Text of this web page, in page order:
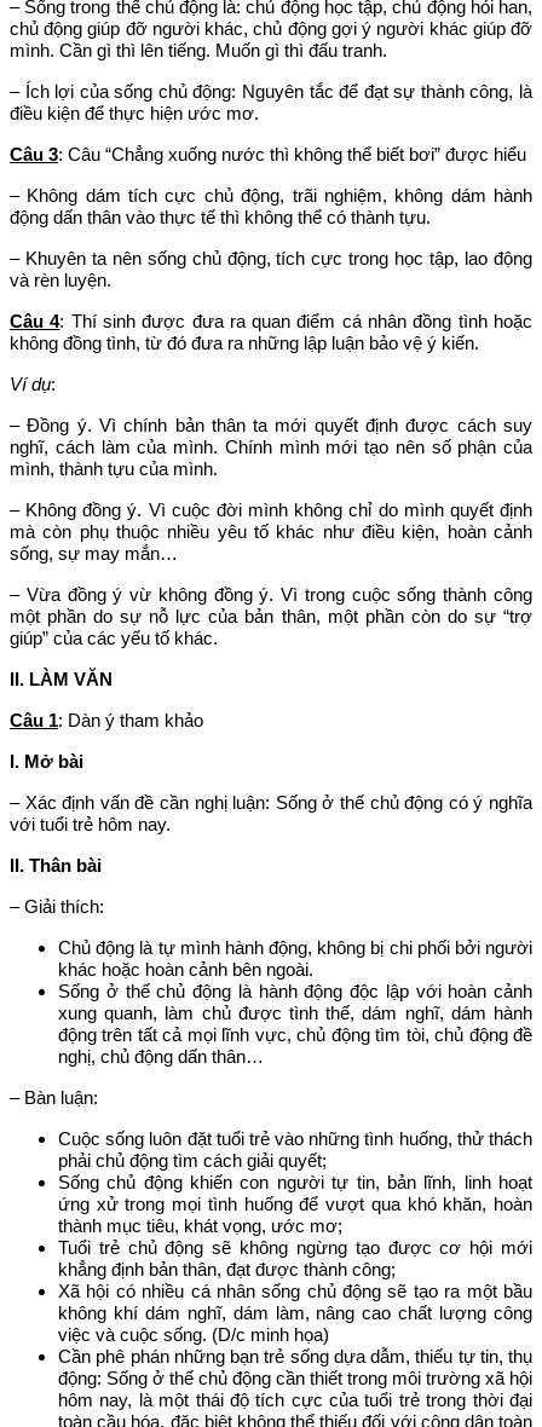
– Sống trong thế chủ động là: chủ động học tập, chủ động hỏi han,
chủ động giúp đỡ người khác, chủ động gợi ý người khác giúp đỡ
mình. Cần gì thì lên tiếng. Muốn gì thì đấu tranh.
– Ích lợi của sống chủ động: Nguyên tắc để đạt sự thành công, là
điều kiện để thực hiện ước mơ.
Câu 3: Câu “Chẳng xuống nước thì không thể biết bơi” được hiểu
– Không dám tích cực chủ động, trãi nghiệm, không dám hành
động dấn thân vào thực tế thì không thể có thành tựu.
– Khuyên ta nên sống chủ động, tích cực trong học tập, lao động
và rèn luyện.
Câu 4: Thí sinh được đưa ra quan điểm cá nhân đồng tình hoặc
không đồng tình, từ đó đưa ra những lập luận bảo vệ ý kiến.
Ví dụ:
– Đồng ý. Vì chính bản thân ta mới quyết định được cách suy
nghĩ, cách làm của mình. Chính mình mới tạo nên số phận của
mình, thành tựu của mình.
– Không đồng ý. Vì cuộc đời mình không chỉ do mình quyết định
mà còn phụ thuộc nhiều yêu tố khác như điều kiện, hoàn cảnh
sống, sự may mắn…
– Vừa đồng ý vừ không đồng ý. Vì trong cuộc sống thành công
một phần do sự nỗ lực của bản thân, một phần còn do sự “trợ
giúp” của các yếu tố khác.
II. LÀM VĂN
Câu 1: Dàn ý tham khảo
I. Mở bài
– Xác định vấn đề cần nghị luận: Sống ở thế chủ động có ý nghĩa
với tuổi trẻ hôm nay.
II. Thân bài
– Giải thích:
Chủ động là tự mình hành động, không bị chi phối bởi người
khác hoặc hoàn cảnh bên ngoài.
Sống ở thế chủ động là hành động độc lập với hoàn cảnh
xung quanh, làm chủ được tình thế, dám nghĩ, dám hành
động trên tất cả mọi lĩnh vực, chủ động tìm tòi, chủ động đề
nghị, chủ động dấn thân…
– Bàn luận:
Cuộc sống luôn đặt tuổi trẻ vào những tình huống, thử thách
phải chủ động tìm cách giải quyết;
Sống chủ động khiến con người tự tin, bản lĩnh, linh hoạt
ứng xử trong mọi tình huống để vượt qua khó khăn, hoàn
thành mục tiêu, khát vọng, ước mơ;
Tuổi trẻ chủ động sẽ không ngừng tạo được cơ hội mới
khẳng định bản thân, đạt được thành công;
Xã hội có nhiều cá nhân sống chủ động sẽ tạo ra một bầu
không khí dám nghĩ, dám làm, nâng cao chất lượng công
việc và cuộc sống. (D/c minh họa)
Cần phê phán những bạn trẻ sống dựa dẫm, thiếu tự tin, thụ
động: Sống ở thế chủ động cần thiết trong môi trường xã hội
hôm nay, là một thái độ tích cực của tuổi trẻ trong thời đại
toàn cầu hóa, đặc biệt không thể thiếu đối với công dân toàn